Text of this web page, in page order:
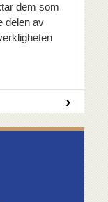
dem som
delen av
›